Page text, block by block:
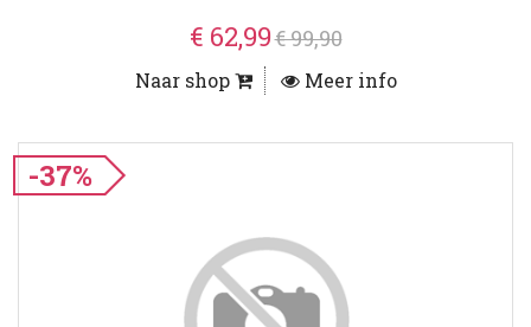
€ 62,99€ 99,90
Naar shop Meer info
-37%